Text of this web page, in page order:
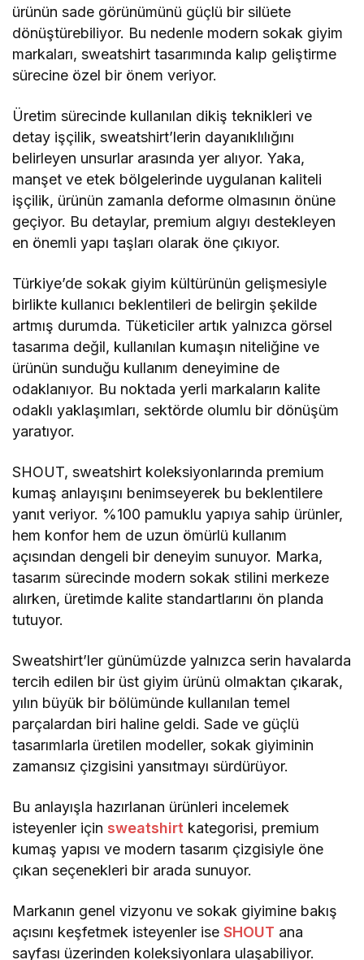
ürünün sade görünümünü güçlü bir silüete
dönüştürebiliyor. Bu nedenle modern sokak giyim
markaları, sweatshirt tasarımında kalıp geliştirme
sürecine özel bir önem veriyor.
Üretim sürecinde kullanılan dikiş teknikleri ve
detay işçilik, sweatshirt’lerin dayanıklılığını
belirleyen unsurlar arasında yer alıyor. Yaka,
manşet ve etek bölgelerinde uygulanan kaliteli
işçilik, ürünün zamanla deforme olmasının önüne
geçiyor. Bu detaylar, premium algıyı destekleyen
en önemli yapı taşları olarak öne çıkıyor.
Türkiye’de sokak giyim kültürünün gelişmesiyle
birlikte kullanıcı beklentileri de belirgin şekilde
artmış durumda. Tüketiciler artık yalnızca görsel
tasarıma değil, kullanılan kumaşın niteliğine ve
ürünün sunduğu kullanım deneyimine de
odaklanıyor. Bu noktada yerli markaların kalite
odaklı yaklaşımları, sektörde olumlu bir dönüşüm
yaratıyor.
SHOUT, sweatshirt koleksiyonlarında premium
kumaş anlayışını benimseyerek bu beklentilere
yanıt veriyor. %100 pamuklu yapıya sahip ürünler,
hem konfor hem de uzun ömürlü kullanım
açısından dengeli bir deneyim sunuyor. Marka,
tasarım sürecinde modern sokak stilini merkeze
alırken, üretimde kalite standartlarını ön planda
tutuyor.
Sweatshirt’ler günümüzde yalnızca serin havalarda
tercih edilen bir üst giyim ürünü olmaktan çıkarak,
yılın büyük bir bölümünde kullanılan temel
parçalardan biri haline geldi. Sade ve güçlü
tasarımlarla üretilen modeller, sokak giyiminin
zamansız çizgisini yansıtmayı sürdürüyor.
Bu anlayışla hazırlanan ürünleri incelemek
isteyenler için sweatshirt kategorisi, premium
kumaş yapısı ve modern tasarım çizgisiyle öne
çıkan seçenekleri bir arada sunuyor.
Markanın genel vizyonu ve sokak giyimine bakış
açısını keşfetmek isteyenler iseSHOUT ana
sayfası üzerinden koleksiyonlara ulaşabiliyor.